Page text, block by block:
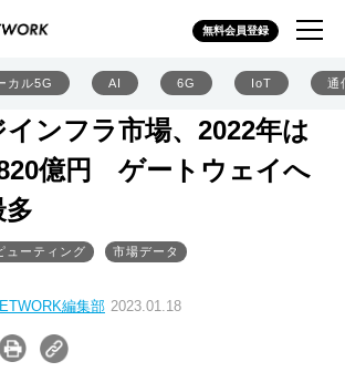
無料会員登録
カル5G AI 6G IoT 通
インフラ市場、2022年は
億円 ゲートウェイへ
多
ューティング 市場データ
編集部 2023.01.18